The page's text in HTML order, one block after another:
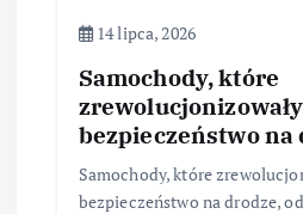
14 lipca, 2026
Samochody, które
zrewolucjonizowały
bezpieczeństwo na
Samochody, które
bezpieczeństwo na drodze,